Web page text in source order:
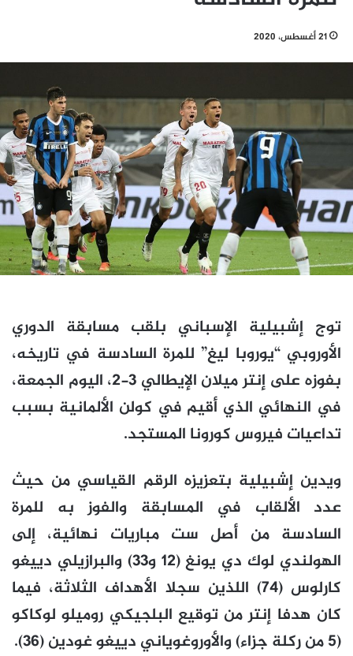
21 أغسطس، 2020
توج إشبيلية الإسباني بلقب مسابقة الدوري
الأوروبي “يوروبا ليغ” للمرة السادسة في تاريخه،
بفوزه على إنتر ميلان الإيطالي 3-2، اليوم الجمعة،
في النهائي الذي أقيم في كولن الألمانية بسبب
تداعيات فيروس كورونا المستجد.
ويدين إشبيلية بتعزيزه الرقم القياسي من حيث
عدد الألقاب في المسابقة والفوز به للمرة
السادسة من أصل ست مباريات نهائية، إلى
الهولندي لوك دي يونغ (12 و33) والبرازيلي دييغو
كارلوس (74) اللذين سجلا الأهداف الثلاثة، فيما
كان هدفا إنتر من توقيع البلجيكي روميلو لوكاكو
(5 من ركلة جزاء) والأوروغوياني دييغو غودين (36).